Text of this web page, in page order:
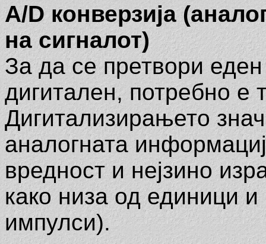
A/Dконверзија
на сигналот)
За да се претвори
дигитален, потребно е
Дигитализирањето
аналогната
вредност и нејзино
како низа од единици
импулси).